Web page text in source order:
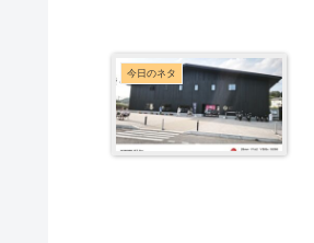
今日のネタ